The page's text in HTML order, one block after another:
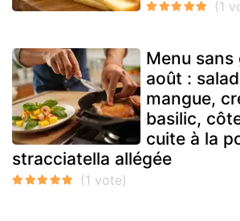
Menu sans
août :
mangue,
basilic,
cuite à la
stracciatella allégée